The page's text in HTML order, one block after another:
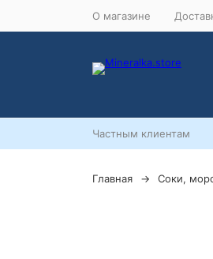
О магазине
Частным клиентам
Главная Соки,